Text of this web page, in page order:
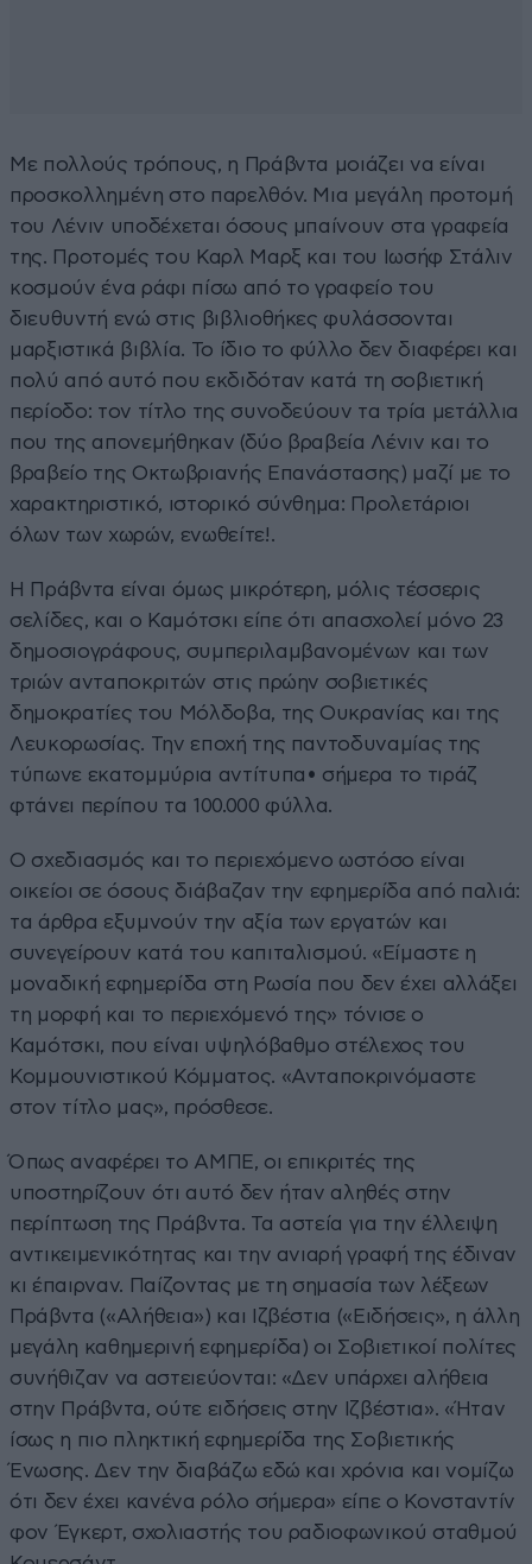
Με πολλούς τρόπους, η Πράβντα μοιάζει να είναι
προσκολλημένη στο παρελθόν. Μια μεγάλη προτομή
του Λένιν υποδέχεται όσους μπαίνουν στα γραφεία
της. Προτομές του Καρλ Μαρξ και του Ιωσήφ Στάλιν
κοσμούν ένα ράφι πίσω από το γραφείο του
διευθυντή ενώ στις βιβλιοθήκες φυλάσσονται
μαρξιστικά βιβλία. Το ίδιο το φύλλο δεν διαφέρει και
πολύ από αυτό που εκδιδόταν κατά τη σοβιετική
περίοδο: τον τίτλο της συνοδεύουν τα τρία μετάλλια
που της απονεμήθηκαν (δύο βραβεία Λένιν και το
βραβείο της Οκτωβριανής Επανάστασης) μαζί με το
χαρακτηριστικό, ιστορικό σύνθημα: Προλετάριοι
όλων των χωρών, ενωθείτε!.
Η Πράβντα είναι όμως μικρότερη, μόλις τέσσερις
σελίδες, και ο Καμότσκι είπε ότι απασχολεί μόνο 23
δημοσιογράφους, συμπεριλαμβανομένων και των
τριών ανταποκριτών στις πρώην σοβιετικές
δημοκρατίες του Μόλδοβα, της Ουκρανίας και της
Λευκορωσίας. Την εποχή της παντοδυναμίας της
τύπωνε εκατομμύρια αντίτυπα• σήμερα το τιράζ
φτάνει περίπου τα 100.000 φύλλα.
Ο σχεδιασμός και το περιεχόμενο ωστόσο είναι
οικείοι σε όσους διάβαζαν την εφημερίδα από παλιά:
τα άρθρα εξυμνούν την αξία των εργατών και
συνεγείρουν κατά του καπιταλισμού. «Είμαστε η
μοναδική εφημερίδα στη Ρωσία που δεν έχει αλλάξει
τη μορφή και το περιεχόμενό της» τόνισε ο
Καμότσκι, που είναι υψηλόβαθμο στέλεχος του
Κομμουνιστικού Κόμματος. «Ανταποκρινόμαστε
στον τίτλο μας», πρόσθεσε.
Όπως αναφέρει το ΑΜΠΕ, οι επικριτές της
υποστηρίζουν ότι αυτό δεν ήταν αληθές στην
περίπτωση της Πράβντα. Τα αστεία για την έλλειψη
αντικειμενικότητας και την ανιαρή γραφή της έδιναν
κι έπαιρναν. Παίζοντας με τη σημασία των λέξεων
Πράβντα («Αλήθεια») και Ιζβέστια («Ειδήσεις», η άλλη
μεγάλη καθημερινή εφημερίδα) οι Σοβιετικοί πολίτες
συνήθιζαν να αστειεύονται: «Δεν υπάρχει αλήθεια
στην Πράβντα, ούτε ειδήσεις στην Ιζβέστια». «Ήταν
ίσως η πιο πληκτική εφημερίδα της Σοβιετικής
Ένωσης. Δεν την διαβάζω εδώ και χρόνια και νομίζω
ότι δεν έχει κανένα ρόλο σήμερα» είπε ο Κονσταντίν
φον Έγκερτ, σχολιαστής του ραδιοφωνικού σταθμού